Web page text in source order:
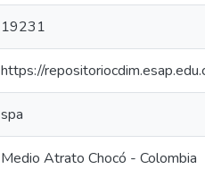
19231
https://
spa
Medio Atrato Chocó - Colombia